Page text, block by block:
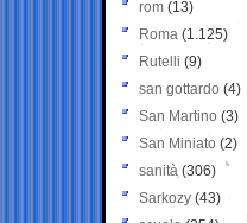
rom (13)
Roma (1.125)
Rutelli (9)
san gottardo (4)
San Martino (3)
San Miniato (2)
sanità (306)
Sarkozy (43)